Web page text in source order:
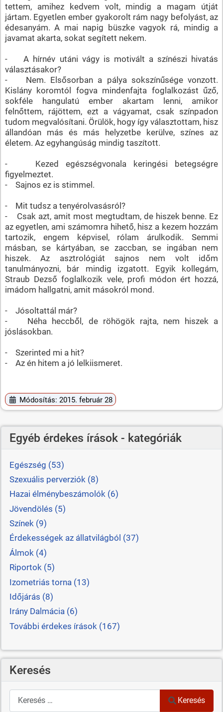
tettem, amihez kedvem volt, mindig a magam útját
jártam. Egyetlen ember gyakorolt rám nagy befolyást, az
édesanyám. A mai napig büszke vagyok rá, mindig a
javamat akarta, sokat segített nekem.
- A hírnév utáni vágy is motivált a színészi hivatás
választásakor?
- Nem. Elsősorban a pálya sokszínűsége vonzott.
Kislány koromtól fogva mindenfajta foglalkozást űző,
sokféle hangulatú ember akartam lenni, amikor
felnőttem, rájöttem, ezt a vágyamat, csak színpadon
tudom megvalósítani. Örülök, hogy így választottam, hisz
állandóan más és más helyzetbe kerülve, színes az
életem. Az egyhangúság mindig taszított.
- Kezed egészségvonala keringési betegségre
figyelmeztet.
- Sajnos ez is stimmel.
- Mit tudsz a tenyérolvasásról?
- Csak azt, amit most megtudtam, de hiszek benne. Ez
az egyetlen, ami számomra hihető, hisz a kezem hozzám
tartozik, engem képvisel, rólam árulkodik. Semmi
másban, se kártyában, se zaccban, se ingában nem
hiszek. Az asztrológiát sajnos nem volt időm
tanulmányozni, bár mindig izgatott. Egyik kollegám,
Straub Dezső foglalkozik vele, profi módon ért hozzá,
imádom hallgatni, amit másokról mond.
- Jósoltattál már?
- Néha heccből, de röhögök rajta, nem hiszek a
jóslásokban.
- Szerinted mi a hit?
- Az én hitem a jó lelkiismeret.
Módosítás: 2015. február 28
Egyéb érdekes írások - kategóriák
Egészség (53)
Szexuális perverziók (8)
Hazai élménybeszámolók (6)
Jövendölés (5)
Színek (9)
Érdekességek az állatvilágból (37)
Álmok (4)
Riportok (5)
Izometriás torna (13)
Időjárás (8)
Irány Dalmácia (6)
További érdekes írások (167)
Keresés
Keresés
Keresés